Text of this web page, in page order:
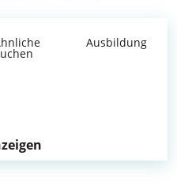
Ausbildung